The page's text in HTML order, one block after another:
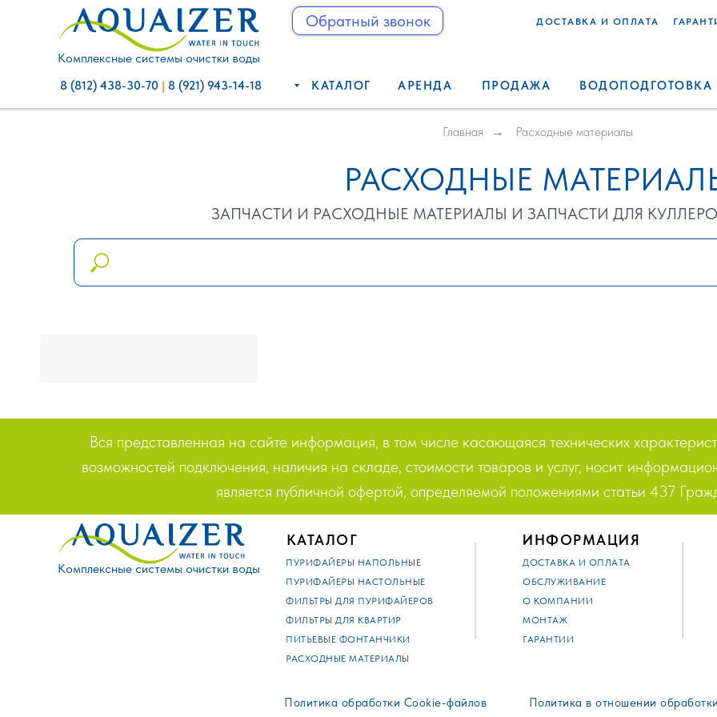
ДОСТАВКА И ОПЛАТА
Комплексные системы очистки воды
Обратный звонок
ВОДОПОДГОТОВКА
АРЕНДА ПРОДАЖА
КАТАЛОГ
8 (812) 438-30-70 | 8 (921) 943-14-18
О
ГАРАНТИИ
ДОСТАВКА И ОПЛАТА
Обратный звонок
8 (812) 438-30-70 8 (921) 943-14-18
Главная → Расходные материалы
РАСХОДНЫЕ
ЗАПЧАСТИ И РАСХОДНЫЕ МАТЕРИАЛЫ И ЗАПЧАСТИ ДЛЯ
Вся представленная на сайте информация, в том числе касающаяся технических
возможностей подключения, наличия на складе, стоимости товаров и услуг, носит
является публичной офертой, определяемой положениями статьи 437
Комплексные системы очистки воды
КАТАЛОГ ИНФОРМАЦИЯ
ПУРИФАЙЕРЫ НАПОЛЬНЫЕ
ПУРИФАЙЕРЫ НАСТОЛЬНЫЕ
ФИЛЬТРЫ ДЛЯ ПУРИФАЙЕРОВ
ФИЛЬТРЫ ДЛЯ КВАРТИР
ПИТЬЕВЫЕ ФОНТАНЧИКИ
РАСХОДНЫЕ МАТЕРИАЛЫ
ДОСТАВКА И ОПЛАТА
ОБСЛУЖИВАНИЕ
О КОМПАНИИ
МОНТАЖ
ГАРАНТИИ
Политика обработки Cookie-файлов Политика в отношении